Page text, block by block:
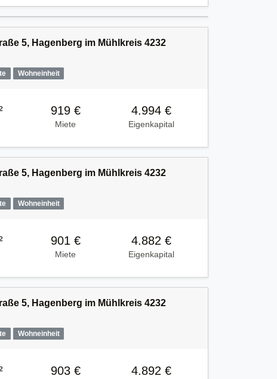
5, Hagenberg im Mühlkreis 4232
Wohneinheit
919 €
Miete
4.994 €
Eigenkapital
5, Hagenberg im Mühlkreis 4232
Wohneinheit
901 €
Miete
4.882 €
Eigenkapital
5, Hagenberg im Mühlkreis 4232
Wohneinheit
903 € 4.892 €